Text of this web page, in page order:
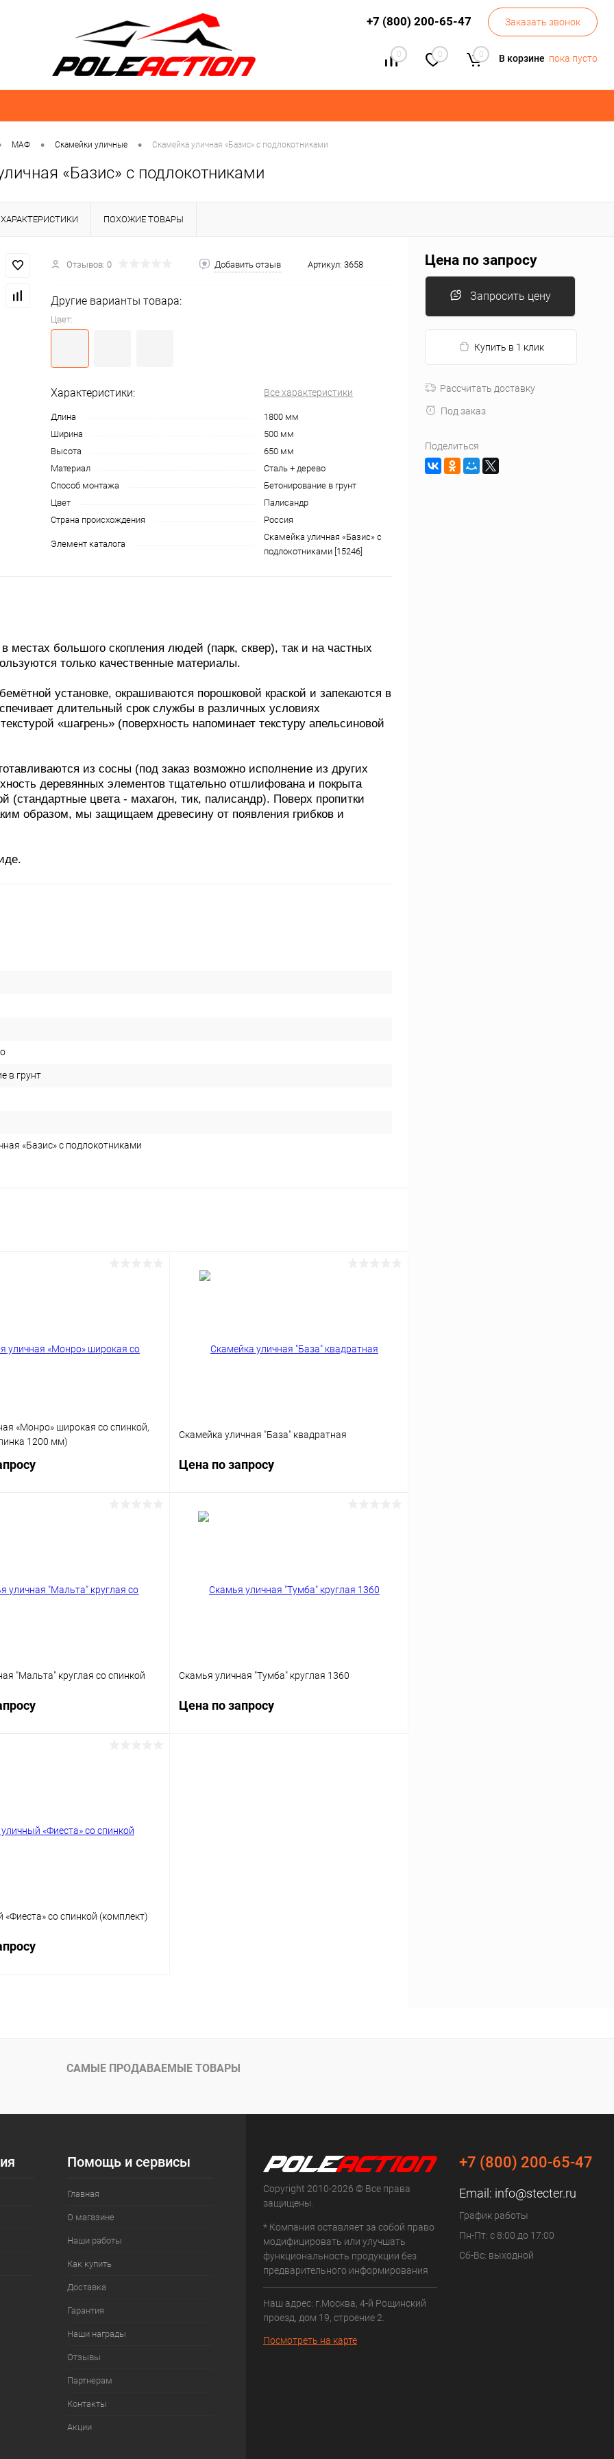
+7 (800) 200-65-47 Заказать звонок
0 0 0 В корзине пока пусто
МАФ • Скамейки уличные • Скамейка уличная «Базис» с подлокотниками
«Базис» с подлокотниками
ХАРАКТЕРИСТИКИ ПОХОЖИЕ ТОВАРЫ
Отзывов: 0 Добавить отзыв Артикул: 3658
Другие варианты товара:
Цвет:
Характеристики: Все характеристики
Длина
1800 мм
Ширина
500 мм
Высота
650 мм
Материал
Сталь + дерево
Способ монтажа
Бетонирование в грунт
Цвет
Палисандр
Страна происхождения
Россия
Элемент каталога
Скамейка уличная «Базис» с
подлокотниками [15246]
большого скопления людей (парк, сквер), так и на частных
только качественные материалы.
установке, окрашиваются порошковой краской и запекаются в
длительный срок службы в различных условиях
«шагрень» (поверхность напоминает текстуру апельсиновой
из сосны (под заказ возможно исполнение из других
деревянных элементов тщательно отшлифована и покрыта
цвета - махагон, тик, палисандр). Поверх пропитки
образом, мы защищаем древесину от появления грибков и
в грунт
«Базис» с подлокотниками
«Монро» широкая со спинкой,
1200 мм)
Скамейка уличная "База" квадратная
Цена по запросу
"Мальта" круглая со спинкой Скамья уличная "Тумба" круглая 1360
Цена по запросу
со спинкой (комплект)
Сравнение
Цена по запросу
Запросить цену
Купить в 1 клик
Рассчитать доставку
Под заказ
Поделиться
САМЫЕ ПРОДАВАЕМЫЕ ТОВАРЫ
Помощь и сервисы
Главная
О магазине
Наши работы
Как купить
Доставка
Гарантия
Наши награды
Отзывы
Партнерам
Контакты
Акции
Copyright 2010-2026 © Все права
защищены.
* Компания оставляет за собой право
модифицировать или улучшать
функциональность продукции без
предварительного информирования
Наш адрес: г.Москва, 4-й Рощинский
проезд, дом 19, строение 2.
Посмотреть на карте
+7 (800) 200-65-47
Email: info@stecter.ru
График работы
Пн-Пт: с 8:00 до 17:00
Сб-Вс: выходной